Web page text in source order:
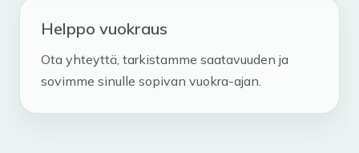
Helppo vuokraus
Ota yhteyttä, tarkistamme saatavuuden ja
sovimme sinulle sopivan vuokra-ajan.